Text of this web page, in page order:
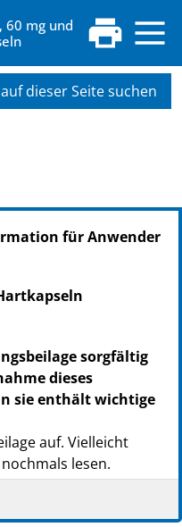
60 mg und
auf dieser Seite suchen
für Anwender
sorgfältig
dieses
sie enthält wichtige
auf. Vielleicht
lesen.
wenden Sie sich